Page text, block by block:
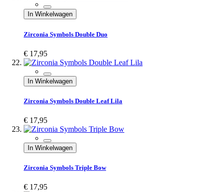
In Winkelwagen
Zirconia Symbols Double Duo
€ 17,95
In Winkelwagen
Zirconia Symbols Double Leaf Lila
€ 17,95
In Winkelwagen
Zirconia Symbols Triple Bow
€ 17,95